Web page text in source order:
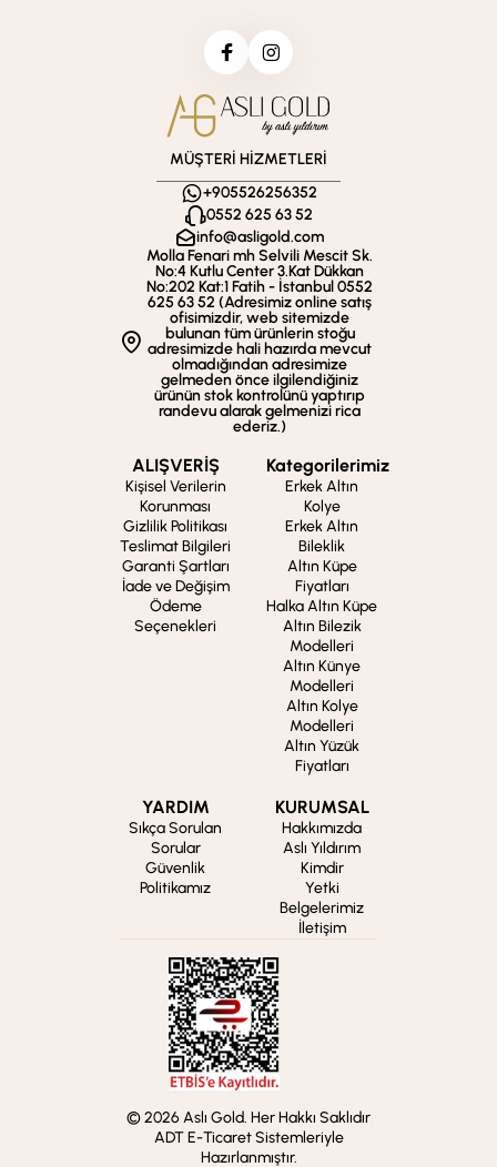
MÜŞTERİ HİZMETLERİ
+905526256352
0552 625 63 52
info@asligold.com
Molla Fenari mh Selvili Mescit Sk.
No:4 Kutlu Center 3.Kat Dükkan
No:202 Kat:1 Fatih - İstanbul 0552
625 63 52 (Adresimiz online satış
ofisimizdir, web sitemizde
bulunan tüm ürünlerin stoğu
adresimizde hali hazırda mevcut
olmadığından adresimize
gelmeden önce ilgilendiğiniz
ürünün stok kontrolünü yaptırıp
randevu alarak gelmenizi rica
ederiz.)
ALIŞVERİŞ
Kişisel Verilerin
Korunması
Gizlilik Politikası
Teslimat Bilgileri
Garanti Şartları
İade ve Değişim
Ödeme
Seçenekleri
Kategorilerimiz
Erkek Altın
Kolye
Erkek Altın
Bileklik
Altın Küpe
Fiyatları
Halka Altın Küpe
Altın Bilezik
Modelleri
Altın Künye
Modelleri
Altın Kolye
Modelleri
Altın Yüzük
Fiyatları
YARDIM
Sıkça Sorulan
Sorular
Güvenlik
Politikamız
KURUMSAL
Hakkımızda
Aslı Yıldırım
Kimdir
Yetki
Belgelerimiz
İletişim
© 2026 Aslı Gold. Her Hakkı Saklıdır
ADT E-Ticaret Sistemleriyle
Hazırlanmıştır.